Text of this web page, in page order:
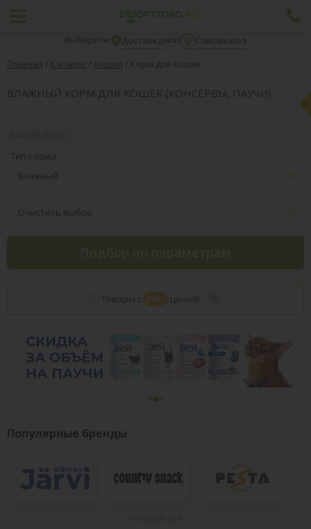
Выберите: Доставкаили
Самовывоз
Главная / Каталог / Кошки / Корм для кошек
ВЛАЖНЫЙ КОРМ ДЛЯ КОШЕК (КОНСЕРВЫ, ПАУЧИ)
Тип корма
Влажный
Очистить выбор
Подбор по параметрам
Товары с PRO ценой!
Популярные бренды